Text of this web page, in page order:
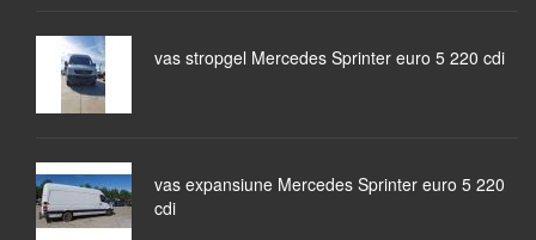
vas stropgel Mercedes Sprinter euro 5 220 cdi
vas expansiune Mercedes Sprinter euro 5 220
cdi